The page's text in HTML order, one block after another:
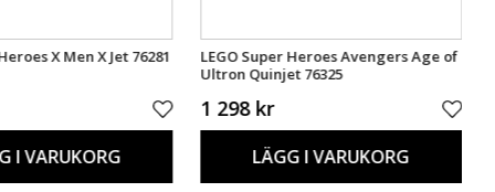
X Men X Jet 76281
I VARUKORG
LEGO Super Heroes Avengers Age of
Ultron Quinjet 76325
1 298 kr
LÄGG I VARUKORG